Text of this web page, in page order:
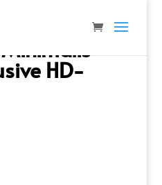
HD-0269
HD-